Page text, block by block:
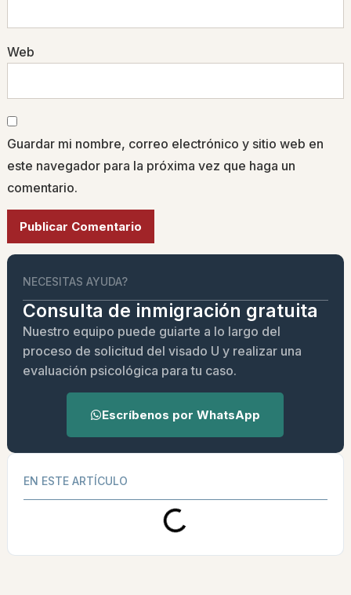
Web
Guardar mi nombre, correo electrónico y sitio web en
este navegador para la próxima vez que haga un
comentario.
NECESITAS AYUDA?
Consulta de inmigración gratuita
Nuestro equipo puede guiarte a lo largo del
proceso de solicitud del visado U y realizar una
evaluación psicológica para tu caso.
Escríbenos por WhatsApp
EN ESTE ARTÍCULO